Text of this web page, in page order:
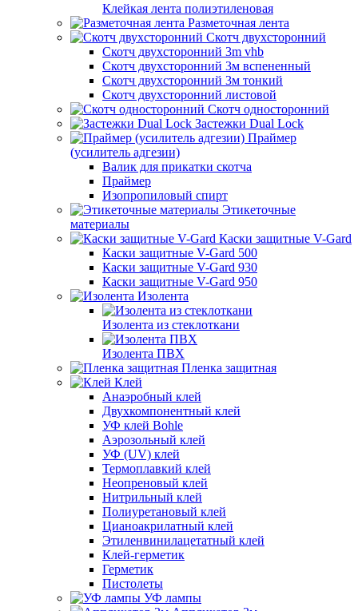
Клейкая лента полиэтиленовая
Разметочная лента
Скотч двухсторонний
Скотч двухсторонний 3m vhb
Скотч двухсторонний 3м вспененный
Скотч двухсторонний 3м тонкий
Скотч двухсторонний листовой
Скотч односторонний
Застежки Dual Lock
Праймер
(усилитель адгезии)
Валик для прикатки скотча
Праймер
Изопропиловый спирт
Этикеточные
материалы
Каски защитные V-Gard
Каски защитные V-Gard 500
Каски защитные V-Gard 930
Каски защитные V-Gard 950
Изолента
Изолента из стеклоткани
Изолента ПВХ
Пленка защитная
Клей
Анаэробный клей
Двухкомпонентный клей
УФ клей Bohle
Аэрозольный клей
УФ (UV) клей
Термоплавкий клей
Неопреновый клей
Нитрильный клей
Полиуретановый клей
Цианоакрилатный клей
Этиленвинилацетатный клей
Клей-герметик
Герметик
Пистолеты
УФ лампы